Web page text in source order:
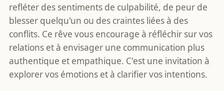
refléter des sentiments de culpabilité, de peur de
blesser quelqu'un ou des craintes liées à des
conflits. Ce rêve vous encourage à réfléchir sur vos
relations et à envisager une communication plus
authentique et empathique. C'est une invitation à
explorer vos émotions et à clarifier vos intentions.